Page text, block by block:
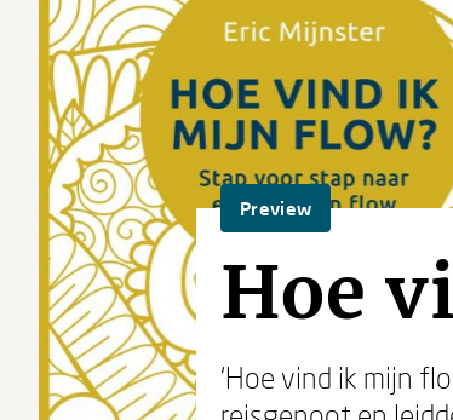
Preview
Hoe
‘Hoe vind ik mijn